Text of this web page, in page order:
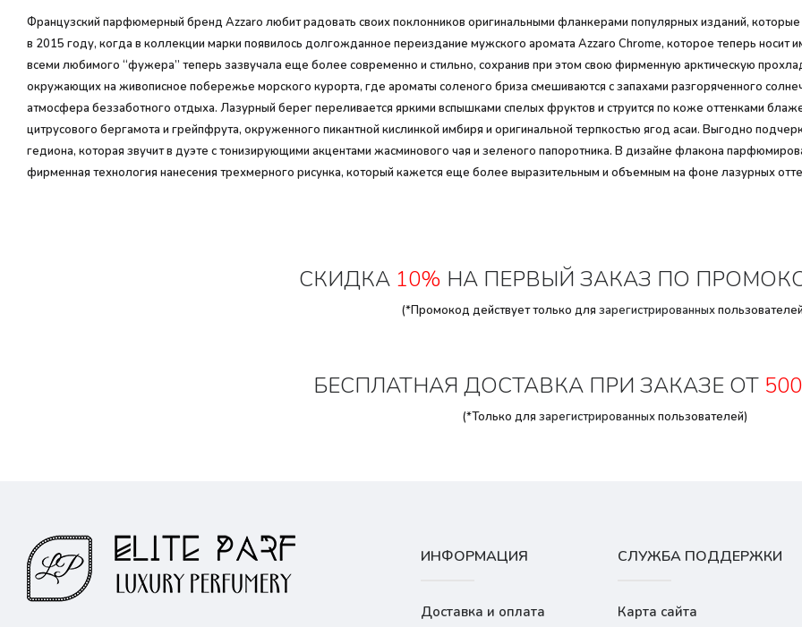
Французский парфюмерный бренд Azzaro любит радовать своих поклонников оригинальными фланкерами популярных изданий,
в 2015 году, когда в коллекции марки появилось долгожданное переиздание мужского аромата Azzaro Chrome, которое теперь носит
всеми любимого “фужера” теперь зазвучала еще более современно и стильно, сохранив при этом свою фирменную арктическую
окружающих на живописное побережье морского курорта, где ароматы соленого бриза смешиваются с запахами разгоряченного
атмосфера беззаботного отдыха. Лазурный берег переливается яркими вспышками спелых фруктов и струится по коже оттенками
цитрусового бергамота и грейпфрута, окруженного пикантной кислинкой имбиря и оригинальной терпкостью ягод асаи. Выгодно
гедиона, которая звучит в дуэте с тонизирующими акцентами жасминового чая и зеленого папоротника. В дизайне флакона
фирменная технология нанесения трехмерного рисунка, который кажется еще более выразительным и объемным на фоне лазурных
СКИДКА 10% НА ПЕРВЫЙ ЗАКАЗ ПО
(*Промокод действует только для зарегистрированных
БЕСПЛАТНАЯ ДОСТАВКА ПРИ ЗАКАЗЕ ОТ
(*Только для зарегистрированныхпользователей)
ИНФОРМАЦИЯ
Доставка и оплата
СЛУЖБА ПОДДЕРЖКИ
Карта сайта